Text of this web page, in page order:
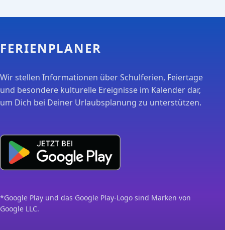
FERIENPLANER
Wir stellen Informationen über Schulferien, Feiertage
und besondere kulturelle Ereignisse im Kalender dar,
um Dich bei Deiner Urlaubsplanung zu unterstützen.
*Google Play und das Google Play-Logo sind Marken von
Google LLC.